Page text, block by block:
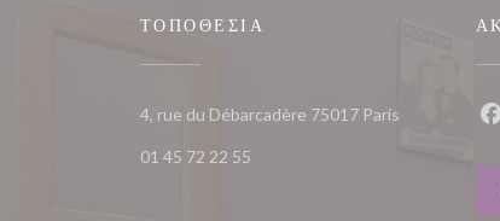
ΤΟΠΟΘΕΣΊΑ
4, rue du Débarcadère 75017 Paris((ανοίγει σε
01 45 72 22 55